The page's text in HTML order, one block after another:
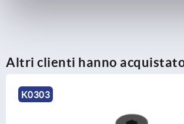
Altri clienti hanno
K0303